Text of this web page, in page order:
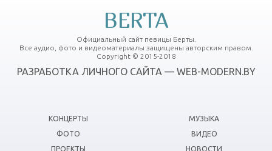
BERTA
Официальный сайт певицы Берты.
Все аудио, фото и видеоматериалы защищены авторским правом.
Copyright © 2015-2018
РАЗРАБОТКА ЛИЧНОГО САЙТА — WEB-MODERN.BY
КОНЦЕРТЫ
ФОТО
ПРОЕКТЫ
МУЗЫКА
ВИДЕО
НОВОСТИ